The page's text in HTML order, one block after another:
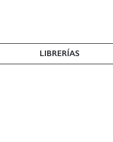
LIBRERÍAS